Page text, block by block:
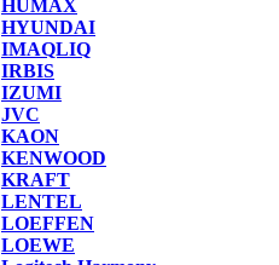
HUMAX
HYUNDAI
IMAQLIQ
IRBIS
IZUMI
JVC
KAON
KENWOOD
KRAFT
LENTEL
LOEFFEN
LOEWE